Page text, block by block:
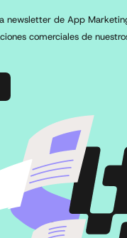
newsletter de App
comerciales de